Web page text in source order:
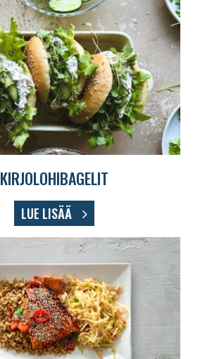
KIRJOLOHIBAGELIT
LUE LISÄÄ